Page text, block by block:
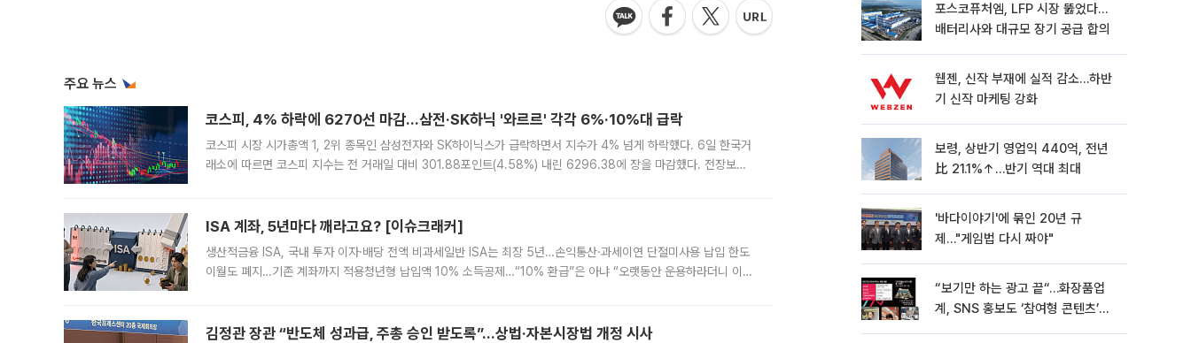
주요 뉴스
코스피, 4% 하락에 6270선 마감…삼전·SK하닉 '와르르' 각각 6%·10%대 급락
코스피 시장 시가총액 1, 2위 종목인 삼성전자와 SK하이닉스가 급락하면서 지수가 4% 넘게 하락했다. 6일 한국거
래소에 따르면 코스피 지수는 전 거래일 대비 301.88포인트(4.58%) 내린 6296.38에 장을 마감했다. 전장보다
ISA 계좌, 5년마다 깨라고요? [이슈크래커]
생산적금융 ISA, 국내 투자 이자·배당 전액 비과세일반 ISA는 최장 5년…손익통산·과세이연 단절미사용 납입 한도
이월도 폐지…기존 계좌까지 적용청년형 납입액 10% 소득공제…“10% 환급”은 아냐 “오랫동안 운용하라더니 이제
김정관 장관 “반도체 성과급, 주총 승인 받도록”…상법·자본시장법 개정 시사
포스코퓨처엠, LFP 시장 뚫었다…
배터리사와 대규모 장기 공급 합의
웹젠, 신작 부재에 실적 감소…하반
기 신작 마케팅 강화
보령, 상반기 영업익 440억, 전년
比 21.1%↑…반기 역대 최대
'바다이야기'에 묶인 20년 규
제…"게임법 다시 짜야"
“보기만 하는 광고 끝“…화장품업
계, SNS 홍보도 ‘참여형 콘텐츠’로